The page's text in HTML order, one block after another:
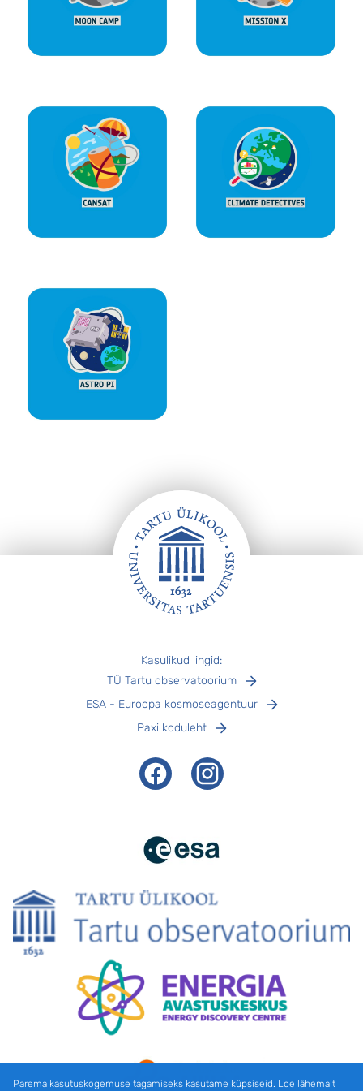
Kasulikud lingid:
TÜ Tartu observatoorium
ESA - Euroopa kosmoseagentuur
Paxi koduleht
FacebookInstagram
Parema kasutuskogemuse tagamiseks kasutame küpsiseid. Loe lähemalt